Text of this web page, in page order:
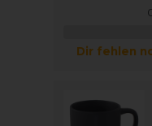
Dir fehlen